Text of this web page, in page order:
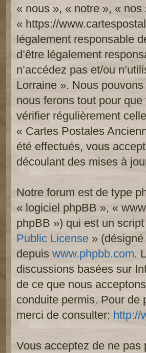
« nous », « notre », «
« https://
légalement responsable
d’être légalement
n’accédez pas et/ou
Lorraine ». Nous
nous ferons tout pour
vérifier régulièrement
« Cartes Postales
été effectués, vous
découlant des mises à
Notre forum est de type
« logiciel phpBB », «
phpBB ») qui est un
Public License »
depuis www.phpbb.com.
discussions basées sur
de ce que nous
conduite permis. Pour de
merci de consulter: http://
Vous acceptez de ne